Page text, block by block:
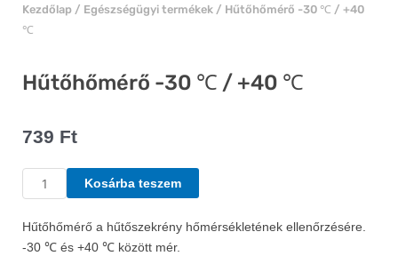
Kezdőlap / Egészségügyi termékek / Hűtőhőmérő -30 ℃ / +40
℃
Hűtőhőmérő -30 ℃ / +40 ℃
739 Ft
Hűtőhőmérő
-30
Kosárba teszem
Hűtőhőmérő a hűtőszekrény hőmérsékletének ellenőrzésére.
-30 ℃ és +40 ℃ között mér.